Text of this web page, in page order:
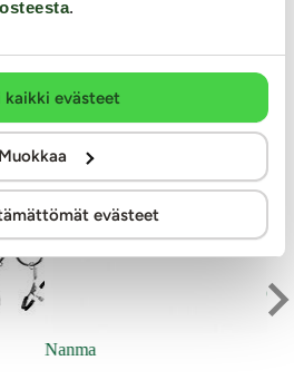
.
kaikki evästeet
Muokkaa
evästeet
Nanma